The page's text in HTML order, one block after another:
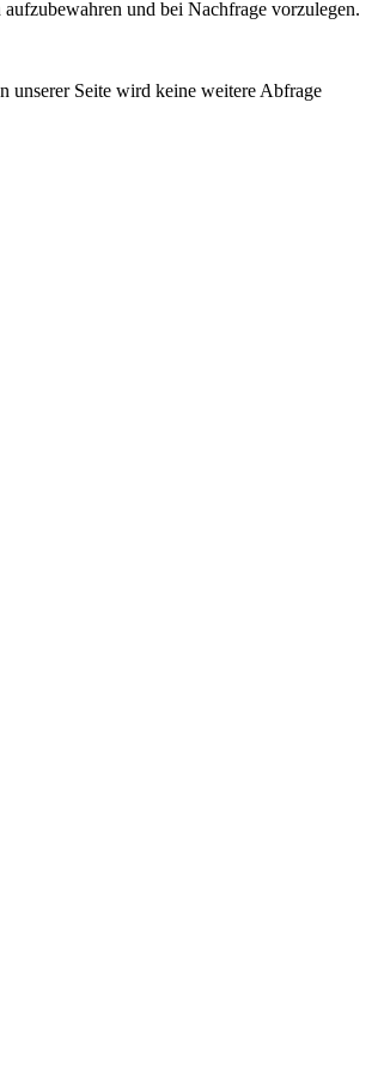
und bei Nachfrage vorzulegen.
unserer Seite wird keine weitere Abfrage